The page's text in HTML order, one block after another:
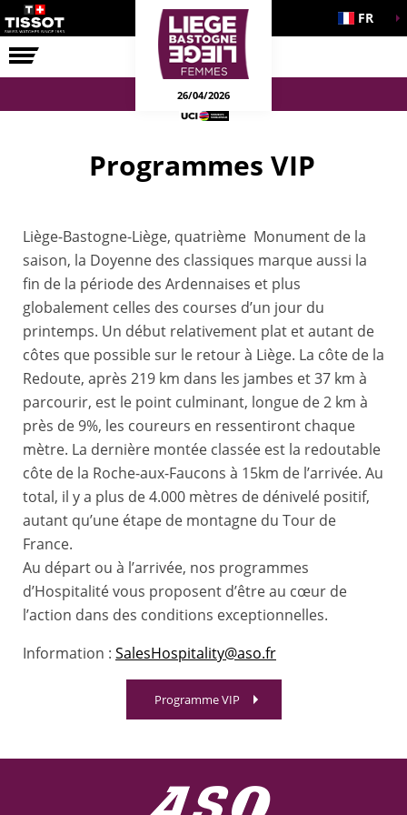
COURSE FR
26/04/2026
Programmes VIP
Liège-Bastogne-Liège, quatrième Monument de la
saison, la Doyenne des classiques marque aussi la
fin de la période des Ardennaises et plus
globalement celles des courses d’un jour du
printemps. Un début relativement plat et autant de
côtes que possible sur le retour à Liège. La côte de la
Redoute, après 219 km dans les jambes et 37 km à
parcourir, est le point culminant, longue de 2 km à
près de 9%, les coureurs en ressentiront chaque
mètre. La dernière montée classée est la redoutable
côte de la Roche-aux-Faucons à 15km de l’arrivée. Au
total, il y a plus de 4.000 mètres de dénivelé positif,
autant qu’une étape de montagne du Tour de
France.
Au départ ou à l’arrivée, nos programmes
d’Hospitalité vous proposent d’être au cœur de
l’action dans des conditions exceptionnelles.
Information : SalesHospitality@aso.fr
Programme VIP